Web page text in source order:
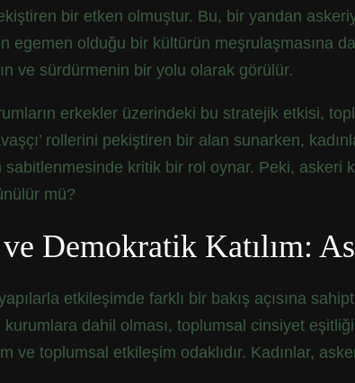
bir etken olmuştur. Bu, bir yandan
egemen olduğu bir kültürün meşrulaşmasına
ve sürdürmenin bir yolu olarak görülür.
erkekler üzerindeki bu stratejik etkisi,
rollerini pekiştiren bir alan sunarken,
kritik bir rol oynar. Peki, askeri
mü?
ve Demokratik Katılım:
etkileşimde farklı bir bakış açısına
kurumlara dahil olması, toplumsal cinsiyet
ve toplumsal etkileşim odaklıdır. Kadınlar,